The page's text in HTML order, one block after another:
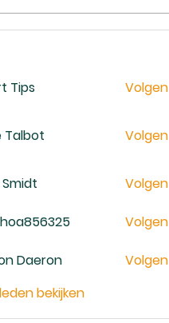
Tips
Volgen
Talbot Volgen
Volgen
Volgen
Daeron
Volgen
bekijken